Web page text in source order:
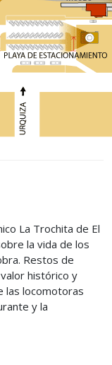
La Trochita de El
la vida de los
Restos de
histórico y
las locomotoras
y la